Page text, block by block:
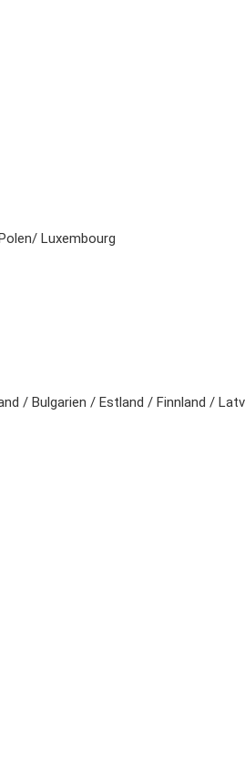
Luxembourg
/ Bulgarien / Estland / Finnland /